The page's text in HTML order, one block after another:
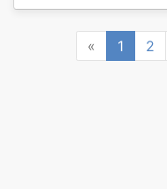
« Previous
1 2